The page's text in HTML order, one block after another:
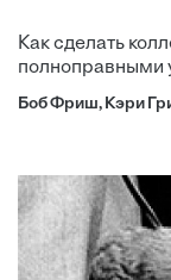
Как сделать
полноправными
Боб Фриш, Кэри